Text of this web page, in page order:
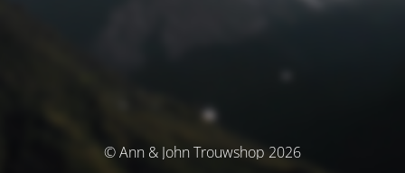
© Ann & John Trouwshop 2026